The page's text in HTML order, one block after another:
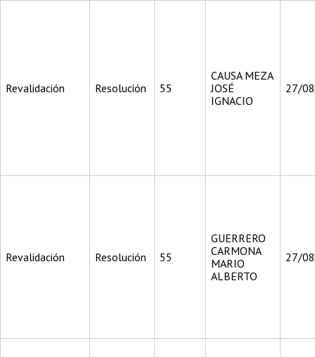
Revalidación Resolución 55
CAUSA MEZA
JOSÉ
IGNACIO
27/
Revalidación Resolución 55
GUERRERO
CARMONA
MARIO
ALBERTO
27/